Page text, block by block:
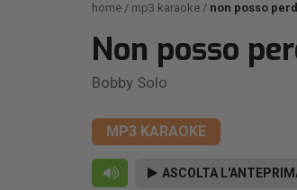
home mp3 karaoke non posso
Non posso
Bobby Solo
MP3 KARAOKE
ASCOLTA